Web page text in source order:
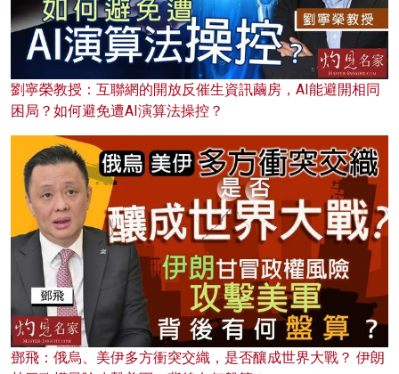
劉寧榮教授：互聯網的開放反催生資訊繭房，AI能避開相同
困局？如何避免遭AI演算法操控？
鄧飛：俄烏、美伊多方衝突交織，是否釀成世界大戰？ 伊朗